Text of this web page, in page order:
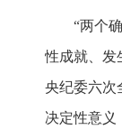
“两个
性成就、发
央纪委六次
决定性意义